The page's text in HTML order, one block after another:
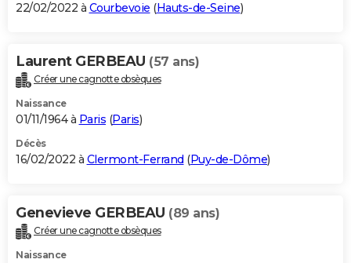
22/02/2022 à Courbevoie (Hauts-de-Seine)
Laurent GERBEAU (57 ans)
Créer une cagnotte obsèques
Naissance
01/11/1964 à Paris (Paris)
Décès
16/02/2022 à Clermont-Ferrand (Puy-de-Dôme)
Genevieve GERBEAU (89 ans)
Créer une cagnotte obsèques
Naissance